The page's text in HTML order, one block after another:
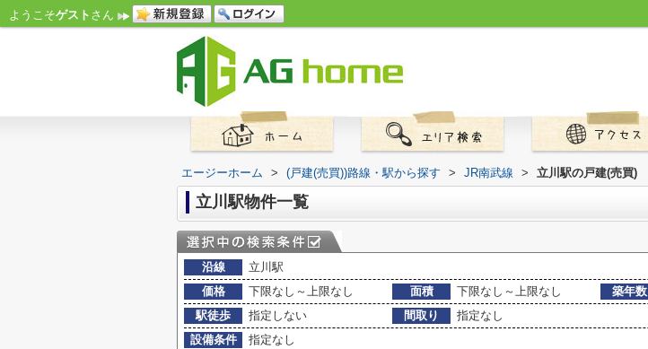
ようこそゲスト さん
エージーホーム > (戸建(売買))路線・駅から探す > JR南武線 > 立川駅の戸建(売買)
立川駅物件一覧
沿線
立川駅
価格
下限なし～上限なし 面積 下限なし～上限なし 築年数
駅徒歩
指定しない 間取り
指定なし
設備条件
指定なし